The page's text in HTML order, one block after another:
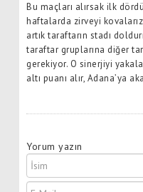
Bu maçları alırsak ilk
haftalarda zirveyi
artık taraftarın stadı
taraftar gruplarına diğer
gerekiyor. O sinerjiyi
altı puanı alır, Adana’ya
Yorum yazın